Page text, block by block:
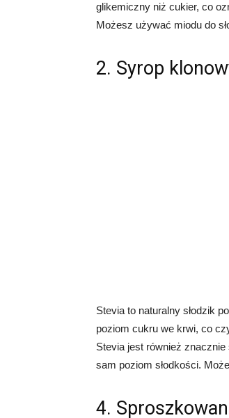
glikemiczny niż cukier, co
Możesz używać miodu do
2. Syrop
Stevia to naturalny słodzik
poziom cukru we krwi, co
Stevia jest również
sam poziom słodkości.
4.